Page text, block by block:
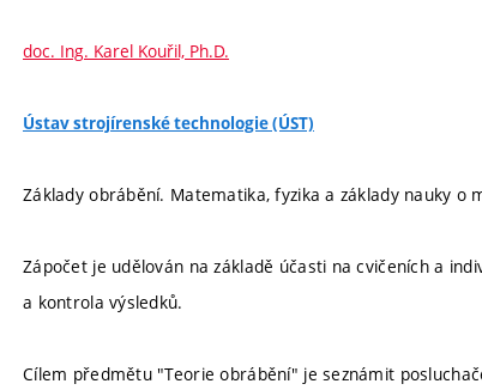
doc. Ing. Karel Kouřil, Ph.D.
Ústav strojírenské technologie (ÚST)
Základy obrábění. Matematika, fyzika a základy nauky o
Zápočet je udělován na základě účasti na cvičeních a
a kontrola výsledků.
Cílem předmětu "Teorie obrábění" je seznámit